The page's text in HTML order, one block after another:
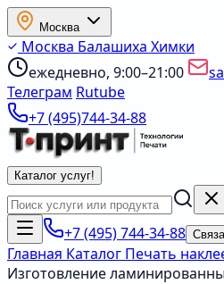
Москва
Москва Балашиха Химки
ежедневно, 9:00–21:00
Телеграм Rutube
+7 (495)744-34-88
Каталог услуг!
+7 (495) 744-34-88
Главная Каталог Печать
Изготовление